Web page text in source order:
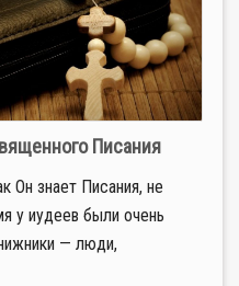
Писания
Он знает Писания, не
у иудеев были очень
— люди,